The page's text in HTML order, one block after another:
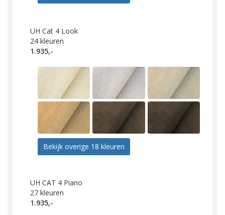
UH Cat 4 Look
24 kleuren
1.935,-
Bekijk overige 18 kleuren
UH CAT 4 Piano
27 kleuren
1.935,-